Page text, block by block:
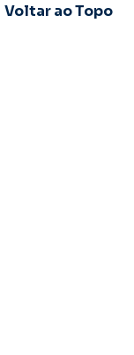
Voltar ao Topo